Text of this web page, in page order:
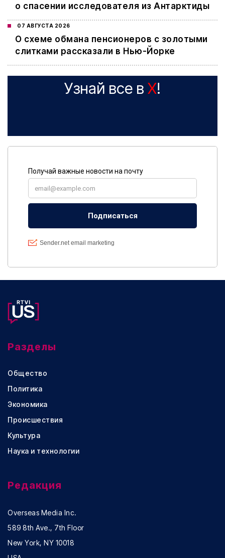
о спасении исследователя из Антарктиды
07 АВГУСТА 2026
О схеме обмана пенсионеров с золотыми
слитками рассказали в Нью-Йорке
Узнай все в X!
Разделы
Общество
Политика
Экономика
Происшествия
Культура
Наука и технологии
Редакция
Overseas Media Inc.
589 8th Ave., 7th Floor
New York, NY 10018